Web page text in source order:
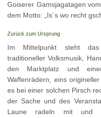
Goiserer Gamsjagatagen
dem Motto: „Is´s wo recht
Zurück zum Ursprung
Im Mittelpunkt steht das
traditioneller Volksmusik,
den Marktplatz und
Waffenrädern, eins
es bei einer solchen Pirsch
der Sache und des
Laune radeln mit und